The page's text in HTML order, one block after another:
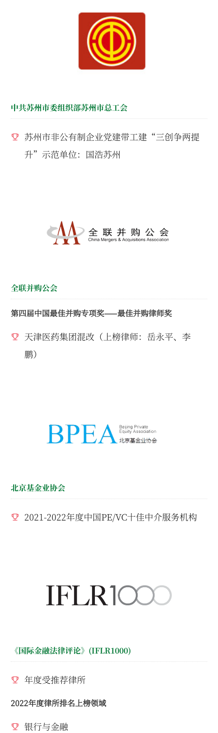
中共苏州市委组织部苏州市总工会
苏州市非公有制企业党建带工建“三创争两提
升”示范单位：国浩苏州
全联并购公会
第四届中国最佳并购专项奖——最佳并购律师奖
天津医药集团混改（上榜律师：岳永平、李
鹏）
北京基金业协会
2021-2022年度中国PE/VC十佳中介服务机构
《国际金融法律评论》(IFLR1000)
年度受推荐律所
2022年度律所排名上榜领域
银行与金融